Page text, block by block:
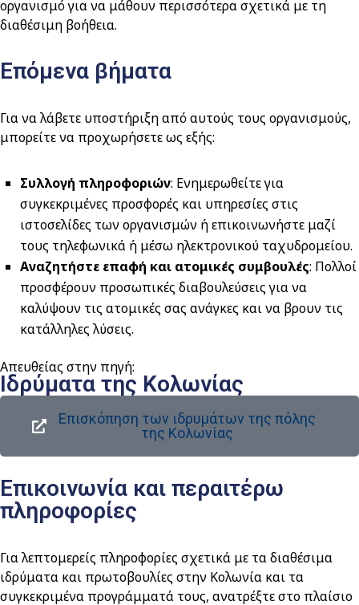
οργανισμό για να μάθουν περισσότερα σχετικά με τη
διαθέσιμη βοήθεια.
Επόμενα βήματα
Για να λάβετε υποστήριξη από αυτούς τους οργανισμούς,
μπορείτε να προχωρήσετε ως εξής:
Συλλογή πληροφοριών: Ενημερωθείτε για
συγκεκριμένες προσφορές και υπηρεσίες στις
ιστοσελίδες των οργανισμών ή επικοινωνήστε μαζί
τους τηλεφωνικά ή μέσω ηλεκτρονικού ταχυδρομείου.
Αναζητήστε επαφή και ατομικές συμβουλές: Πολλοί
προσφέρουν προσωπικές διαβουλεύσεις για να
καλύψουν τις ατομικές σας ανάγκες και να βρουν τις
κατάλληλες λύσεις.
Απευθείας στην πηγή:
Ιδρύματα της Κολωνίας
Επισκόπηση των ιδρυμάτων της πόλης
της Κολωνίας
Επικοινωνία και περαιτέρω
πληροφορίες
Για λεπτομερείς πληροφορίες σχετικά με τα διαθέσιμα
ιδρύματα και πρωτοβουλίες στην Κολωνία και τα
συγκεκριμένα προγράμματά τους, ανατρέξτε στο πλαίσιο